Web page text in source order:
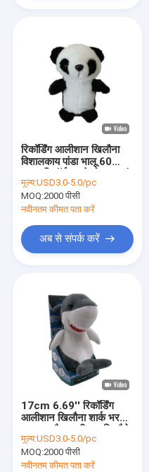
क्रिसमस आलीशान खिलौने
रिकॉर्डिंग आलीशान खिलौना
ईस्टर आलीशान खिलौना
वैलेंटाइन्स दिवस आलीशान खिलौने
हैलोवीन भरवां जानवर
एलईडी आलीशान खिलौना
पर्यावरण के अनुकूल भरवां जानवर
स्मारिका खिलौना
आलीशान खिलौना बैकपैक्स
सजावटी भरवां जानवर
आलीशान तकिया कुशन
रिकॉर्डिंग आलीशान खिलौना
विशालकाय पांडा भालू 60
जानवर
मूल्य:USD3.0-5.0/pc
MOQ:2000 पीसी
नवीनतम कीमत पता करें
अब से संपर्क करें
17cm 6.69'' रिकॉर्डिंग
आलीशान खिलौना शार्क भरवां
ROHS
मूल्य:USD3.0-5.0/pc
MOQ:2000 पीसी
नवीनतम कीमत पता करें